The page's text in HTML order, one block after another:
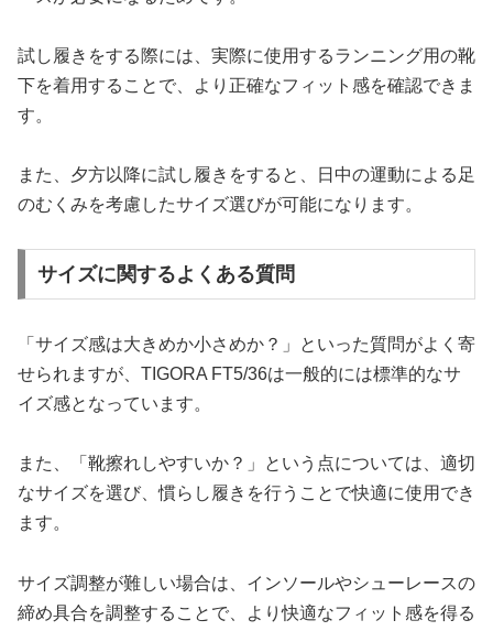
試し履きをする際には、実際に使用するランニング用の靴
下を着用することで、より正確なフィット感を確認できま
す。
また、夕方以降に試し履きをすると、日中の運動による足
のむくみを考慮したサイズ選びが可能になります。
サイズに関するよくある質問
「サイズ感は大きめか小さめか？」といった質問がよく寄
せられますが、TIGORA FT5/36は一般的には標準的なサ
イズ感となっています。
また、「靴擦れしやすいか？」という点については、適切
なサイズを選び、慣らし履きを行うことで快適に使用でき
ます。
サイズ調整が難しい場合は、インソールやシューレースの
締め具合を調整することで、より快適なフィット感を得る